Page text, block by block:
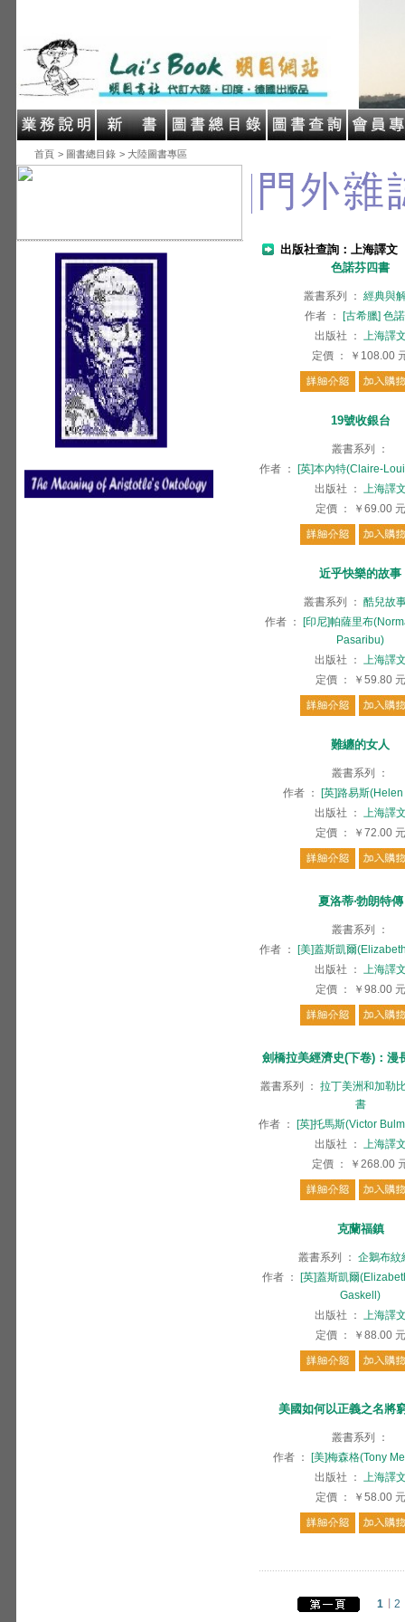
首頁 > 圖書總目錄 > 大陸圖書專區
出版社查詢：上海譯文
色諾芬四書
叢書系列 ： 經典與
作者 ：
[古希臘] 色
出版社
： 上海譯
定價 ： ￥108.00
19號收銀台
叢書系列
：
作者 ：
[英]本內特(Claire-
出版社
： 上海譯
定價 ： ￥69.00 元
近乎快樂的故事
叢書系列 ： 酷兒故
作者 ：
[印尼]帕薩里布
Pasaribu)
出版社
： 上海譯
定價 ： ￥59.80 元
難纏的女人
叢書系列
：
作者 ：
[英]路易斯
出版社
： 上海譯
定價 ： ￥72.00 元
夏洛蒂‧勃朗特傳
叢書系列
：
作者 ：
[美]蓋斯凱爾
出版社
： 上海譯
定價 ： ￥98.00 元
劍橋拉美經濟史(下卷)：漫
叢書系列 ： 拉丁美洲和加勒
書
作者 ：
[英]托馬斯(Victor
出版社
： 上海譯
定價 ： ￥268.00
克蘭福鎮
叢書系列 ： 企鵝布紋
作者 ：
[英]蓋斯凱爾
Gaskell)
出版社
： 上海譯
定價 ： ￥88.00 元
美國如何以正義之名將
叢書系列
：
作者 ：
[美]梅森格(Tony
出版社
： 上海譯
定價 ： ￥58.00 元
1 2